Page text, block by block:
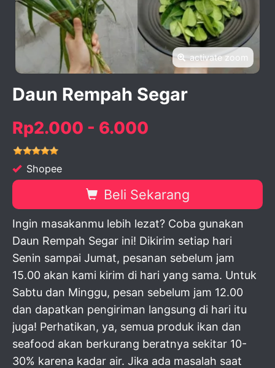
activate zoom
Daun Rempah Segar
Rp2.000 - 6.000
Shopee
Beli Sekarang
Ingin masakanmu lebih lezat? Coba gunakan
Daun Rempah Segar ini! Dikirim setiap hari
Senin sampai Jumat, pesanan sebelum jam
15.00 akan kami kirim di hari yang sama. Untuk
Sabtu dan Minggu, pesan sebelum jam 12.00
dan dapatkan pengiriman langsung di hari itu
juga! Perhatikan, ya, semua produk ikan dan
seafood akan berkurang beratnya sekitar 10-
30% karena kadar air. Jika ada masalah saat